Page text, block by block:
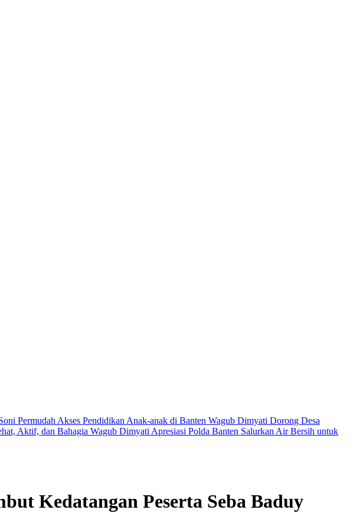
Permudah Akses Pendidikan Anak-anak di Banten Wagub Dimyati Dorong Desa
Aktif, dan Bahagia Wagub Dimyati Apresiasi Polda Banten Salurkan Air Bersih untuk
Kedatangan Peserta Seba Baduy